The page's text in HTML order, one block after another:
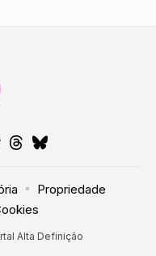
Prosseguir
Alta Definição
Propriedade